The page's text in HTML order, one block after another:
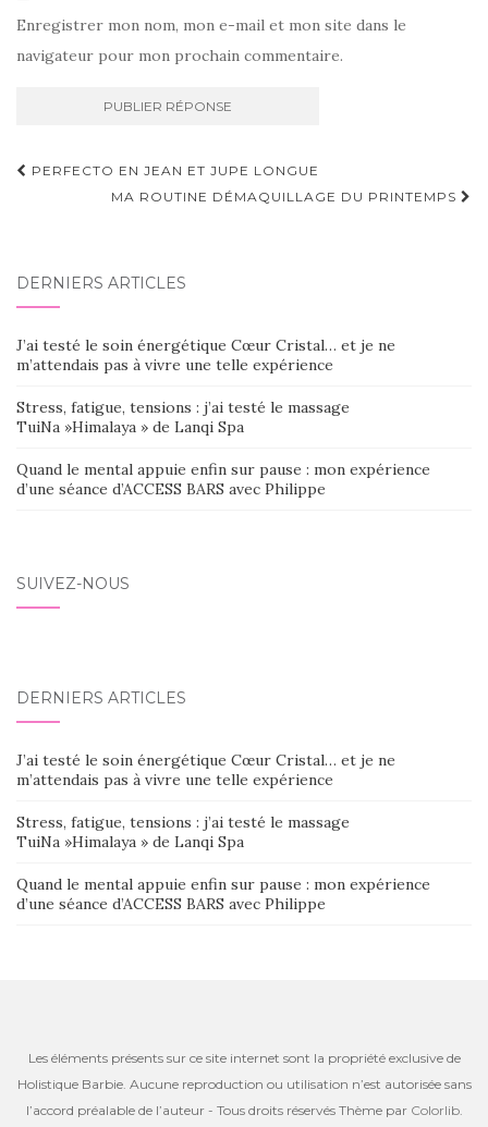
Enregistrer mon nom, mon e-mail et mon site dans le
navigateur pour mon prochain commentaire.
Navigation
d'article
PERFECTO EN JEAN ET JUPE LONGUE
MA ROUTINE DÉMAQUILLAGE DU PRINTEMPS
DERNIERS ARTICLES
J’ai testé le soin énergétique Cœur Cristal… et je ne
m’attendais pas à vivre une telle expérience
Stress, fatigue, tensions : j’ai testé le massage
TuiNa »Himalaya » de Lanqi Spa
Quand le mental appuie enfin sur pause : mon expérience
d’une séance d’ACCESS BARS avec Philippe
SUIVEZ-NOUS
DERNIERS ARTICLES
J’ai testé le soin énergétique Cœur Cristal… et je ne
m’attendais pas à vivre une telle expérience
Stress, fatigue, tensions : j’ai testé le massage
TuiNa »Himalaya » de Lanqi Spa
Quand le mental appuie enfin sur pause : mon expérience
d’une séance d’ACCESS BARS avec Philippe
Les éléments présents sur ce site internet sont la propriété exclusive de
Holistique Barbie. Aucune reproduction ou utilisation n’est autorisée sans
l’accord préalable de l’auteur - Tous droits réservés Thème par Colorlib.